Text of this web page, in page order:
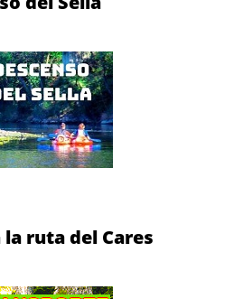
ruta del Cares